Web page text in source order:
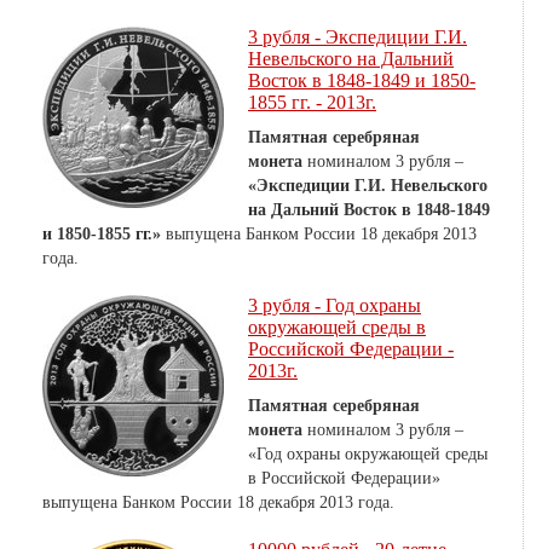
3 рубля - Экспедиции Г.И.
Невельского на Дальний
Восток в 1848-1849 и 1850-
1855 гг. - 2013г.
Памятная серебряная
монета номиналом 3 рубля –
«Экспедиции Г.И. Невельского
на Дальний Восток в 1848-1849
и 1850-1855 гг.» выпущена Банком России 18 декабря 2013
года.
3 рубля - Год охраны
окружающей среды в
Российской Федерации -
2013г.
Памятная серебряная
монета номиналом 3 рубля –
«Год охраны окружающей среды
в Российской Федерации»
выпущена Банком России 18 декабря 2013 года.